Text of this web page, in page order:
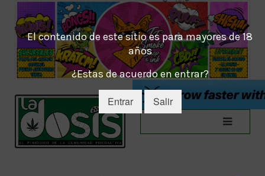
El contenido de este sitio es para mayores de 18
años
¿Estas de acuerdo en entrar?
Entrar Salir